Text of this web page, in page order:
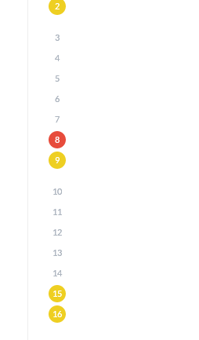
2
3
4
5
6
7
8
9
10
11
12
13
14
15
16